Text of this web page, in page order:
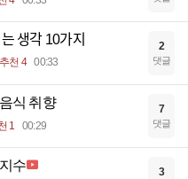
생각 10가지
추천 4 00:33
2
댓글
식 취향
1 00:29
7
댓글
수 3